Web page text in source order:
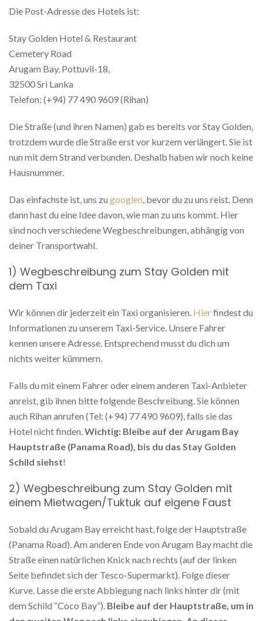
Die Post-Adresse des Hotels ist:
Stay Golden Hotel & Restaurant
Cemetery Road
Arugam Bay, Pottuvil-18,
32500 Sri Lanka
Telefon: (+94) 77 490 9609 (Rihan)
Die Straße (und ihren Namen) gab es bereits vor Stay Golden,
trotzdem wurde die Straße erst vor kurzem verlängert. Sie ist
nun mit dem Strand verbunden. Deshalb haben wir noch keine
Hausnummer.
Das einfachste ist, uns zu googlen , bevor du zu uns reist. Denn
dann hast du eine Idee davon, wie man zu uns kommt. Hier
sind noch verschiedene Wegbeschreibungen, abhängig von
deiner Transportwahl.
1) Wegbeschreibung zum Stay Golden mit
dem Taxi
Wir können dir jederzeit ein Taxi organisieren. Hierfindest du
Informationen zu unserem Taxi-Service. Unsere Fahrer
kennen unsere Adresse. Entsprechend musst du dich um
nichts weiter kümmern.
Falls du mit einem Fahrer oder einem anderen Taxi-Anbieter
anreist, gib ihnen bitte folgende Beschreibung. Sie können
auch Rihan anrufen (Tel: (+94) 77 490 9609), falls sie das
Hotel nicht finden. Wichtig: Bleibe auf der Arugam Bay
Hauptstraße (Panama Road), bis du das Stay Golden
Schild siehst!
2) Wegbeschreibung zum Stay Golden mit
einem Mietwagen/Tuktuk auf eigene Faust
Sobald du Arugam Bay erreicht hast, folge der Hauptstraße
(Panama Road). Am anderen Ende von Arugam Bay macht die
Straße einen natürlichen Knick nach rechts (auf der linken
Seite befindet sich der Tesco-Supermarkt). Folge dieser
Kurve. Lasse die erste Abbiegung nach links hinter dir (mit
dem Schild “Coco Bay”). Bleibe auf der Hauptstraße, um in